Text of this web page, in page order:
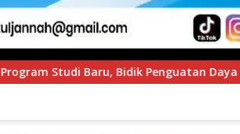
Daya Saing Perguruan Tinggi.